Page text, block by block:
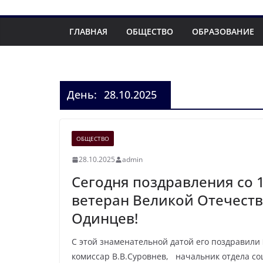
ГЛАВНАЯ ОБЩЕСТВО ОБРАЗОВАНИЕ
День: 28.10.2025
ОБЩЕСТВО
28.10.2025 admin
Сегодня поздравления
ветеран Великой
Одинцев!
С этой знаменательной датой его
комиссар В.В.Суровнев, начальник отдела